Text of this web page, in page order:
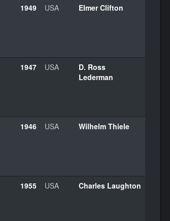
1949 USA Elmer Clifton
1947 USA
D. Ross
Lederman
1946 USA Wilhelm Thiele
1955 USA Charles Laughton